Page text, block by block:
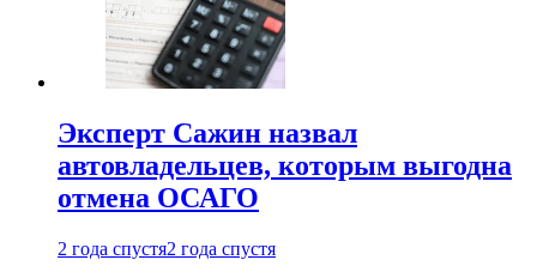
Эксперт Сажин назвал
автовладельцев, которым выгодна
отмена ОСАГО
2 года спустя2 года спустя